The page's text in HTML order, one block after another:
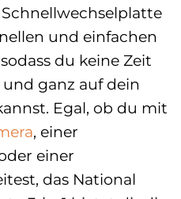
und einfachen
du keine Zeit
ganz auf dein
Egal, ob du mit
, einer
einer
das National